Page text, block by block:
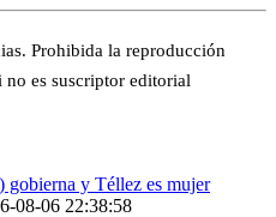
Prohibida la reproducción
es suscriptor editorial
gobierna y Téllez es mujer
08-06 22:38:58